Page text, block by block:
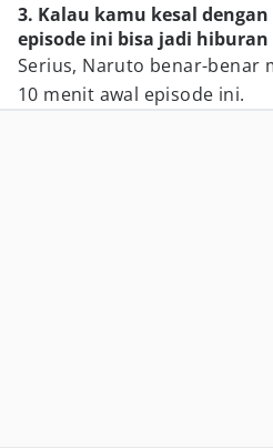
3. Kalau kamu kesal
episode ini bisa jadi
Serius, Naruto benar-benar
10 menit awal episode ini.